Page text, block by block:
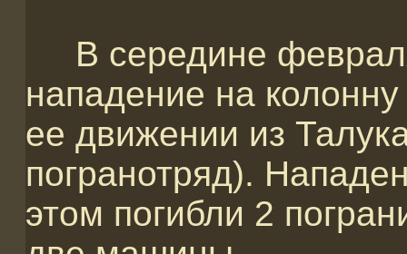
В середине
нападение на
ее движении из
погранотряд).
этом погибли 2